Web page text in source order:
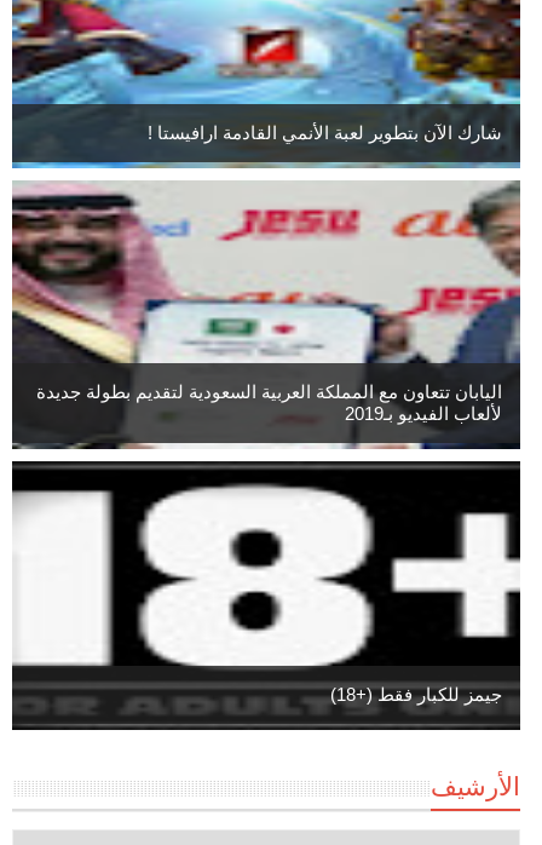
شارك الآن بتطوير لعبة الأنمي القادمة ارافيستا !
اليابان تتعاون مع المملكة العربية السعودية لتقديم بطولة جديدة
لألعاب الفيديو بـ2019
جيمز للكبار فقط (+18)
الأرشيف